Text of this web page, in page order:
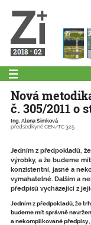
2018 02
Nová
č. 305/2011 o
Ing. Alena Šimková
předsedkyně CEN/TC 325
Jedním z předpokladů,
výrobky, a že budeme
konzistentní, jasné a
vymahatelné. Dalším a
předpisů vycházející z
Jedním z předpokladů, že
budeme mít správně
a nekomplikované